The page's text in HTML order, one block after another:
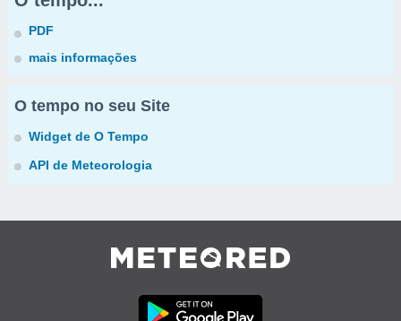
PDF
mais informações
O tempo no seu Site
Widget de O Tempo
API de Meteorologia